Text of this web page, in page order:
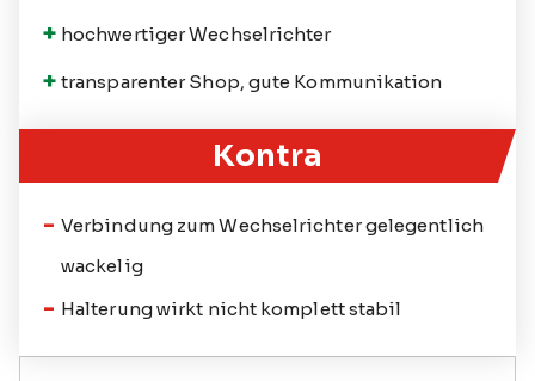
hochwertiger Wechselrichter
transparenter Shop, gute Kommunikation
Kontra
Verbindung zum Wechselrichter gelegentlich
wackelig
Halterung wirkt nicht komplett stabil